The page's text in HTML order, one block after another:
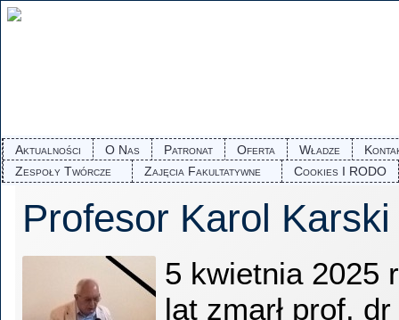
Aktualności O Nas Patronat Oferta Władze
Zespoły Twórcze
Zajęcia Fakultatywne Cookies I RODO
Profesor Karol
5 kwietnia 2025
lat zmarł prof.